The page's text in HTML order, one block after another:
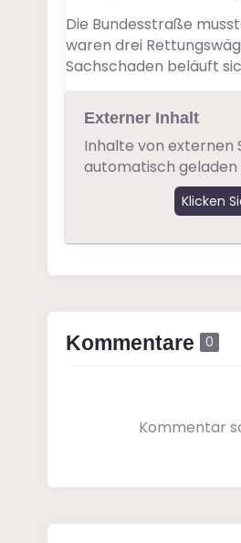
Die Bundesstraße
waren drei
Sachschaden beläuft
Externer Inhalt
Inhalte von externen
automatisch geladen
Klicken
Kommentare 0
Kommentar